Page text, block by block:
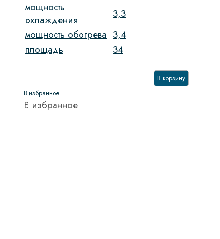
мощность
охлаждения
3,3
мощность обогрева 3,4
площадь
34
В корзину
В избранное
В избранное